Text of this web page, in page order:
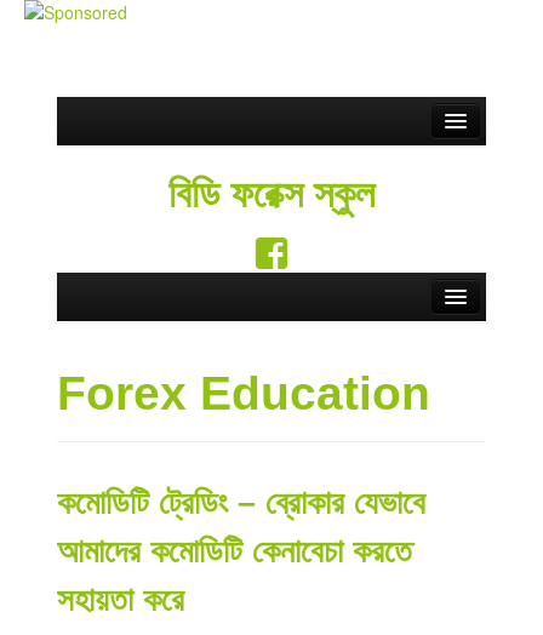
English
বিডি ফরেক্স স্কুল
Forex School
Forex Brokers
Forex Education
কমোডিটি ট্রেডিং – ব্রোকার যেভাবে
আমাদের কমোডিটি কেনাবেচা করতে
সহায়তা করে